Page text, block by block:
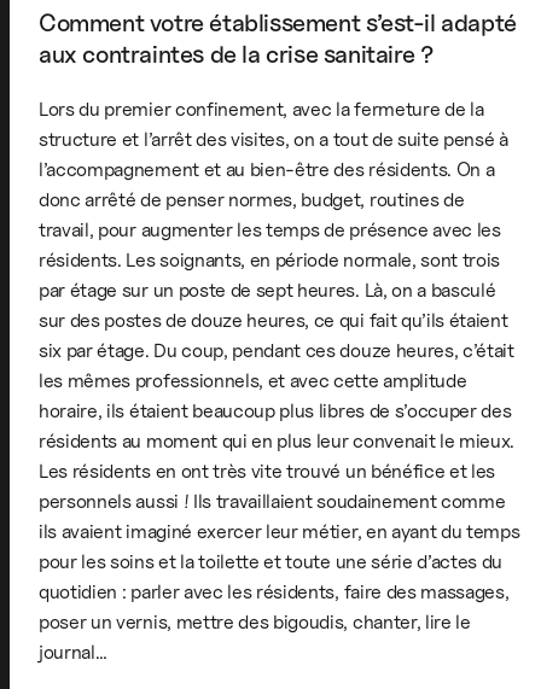
Comment votre établissement s’est-il adapté
aux contraintes de la crise sanitaire ?
Lors du premier confinement, avec la fermeture de la
structure et l’arrêt des visites, on a tout de suite pensé à
l’accompagnement et au bien-être des résidents. On a
donc arrêté de penser normes, budget, routines de
travail, pour augmenter les temps de présence avec les
résidents. Les soignants, en période normale, sont trois
par étage sur un poste de sept heures. Là, on a basculé
sur des postes de douze heures, ce qui fait qu’ils étaient
six par étage. Du coup, pendant ces douze heures, c’était
les mêmes professionnels, et avec cette amplitude
horaire, ils étaient beaucoup plus libres de s’occuper des
résidents au moment qui en plus leur convenait le mieux.
Les résidents en ont très vite trouvé un bénéfice et les
personnels aussi ! Ils travaillaient soudainement comme
ils avaient imaginé exercer leur métier, en ayant du temps
pour les soins et la toilette et toute une série d’actes du
quotidien : parler avec les résidents, faire des massages,
poser un vernis, mettre des bigoudis, chanter, lire le
journal…